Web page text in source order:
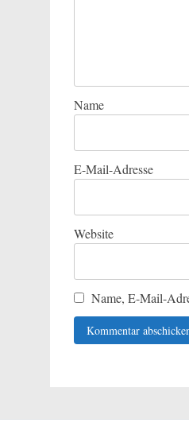
Name
E-Mail-Adresse
Website
Name, E-Mail-